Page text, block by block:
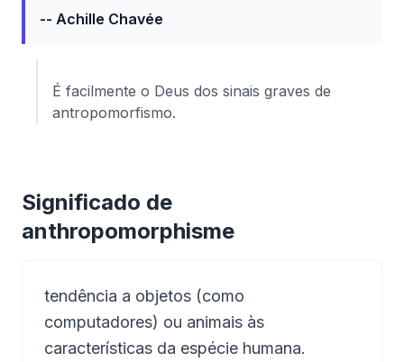
-- Achille Chavée
É facilmente o Deus dos sinais graves de
antropomorfismo.
Significado de
anthropomorphisme
tendência a objetos (como
computadores) ou animais às
características da espécie humana.